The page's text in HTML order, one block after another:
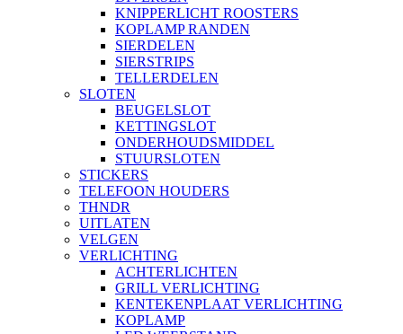
KNIPPERLICHT ROOSTERS
KOPLAMP RANDEN
SIERDELEN
SIERSTRIPS
TELLERDELEN
SLOTEN
BEUGELSLOT
KETTINGSLOT
ONDERHOUDSMIDDEL
STUURSLOTEN
STICKERS
TELEFOON HOUDERS
THNDR
UITLATEN
VELGEN
VERLICHTING
ACHTERLICHTEN
GRILL VERLICHTING
KENTEKENPLAAT VERLICHTING
KOPLAMP